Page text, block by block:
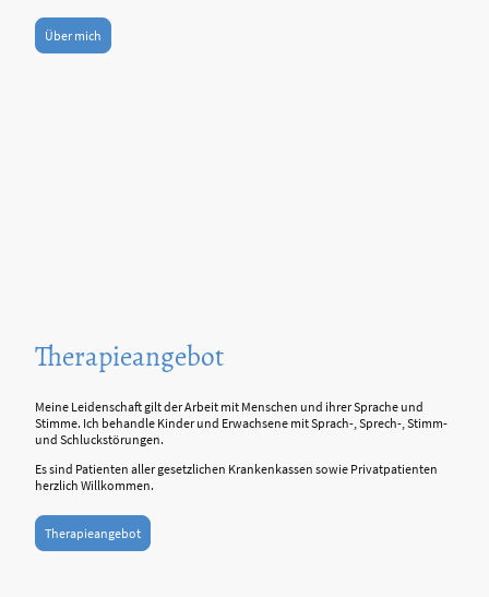
Über mich
Therapieangebot
Meine Leidenschaft gilt der Arbeit mit Menschen und ihrer Sprache und
Stimme. Ich behandle Kinder und Erwachsene mit Sprach-, Sprech-, Stimm-
und Schluckstörungen.
Es sind Patienten aller gesetzlichen Krankenkassen sowie Privatpatienten
herzlich Willkommen.
Therapieangebot